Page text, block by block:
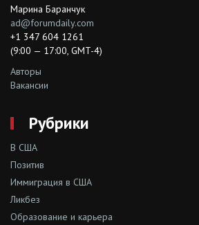
Марина Баранчук
ad@forumdaily.com
+1 347 604 1261
(9:00 — 17:00, GMT-4)
Авторы
Вакансии
Рубрики
В США
Позитив
Иммиграция в США
Ликбез
Образование и карьера